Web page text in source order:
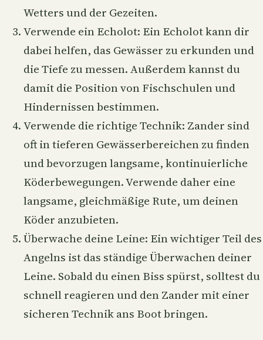
Wetters und der Gezeiten.
Verwende ein Echolot: Ein Echolot kann dir
dabei helfen, das Gewässer zu erkunden und
die Tiefe zu messen. Außerdem kannst du
damit die Position von Fischschulen und
Hindernissen bestimmen.
Verwende die richtige Technik: Zander sind
oft in tieferen Gewässerbereichen zu finden
und bevorzugen langsame, kontinuierliche
Köderbewegungen. Verwende daher eine
langsame, gleichmäßige Rute, um deinen
Köder anzubieten.
Überwache deine Leine: Ein wichtiger Teil des
Angelns ist das ständige Überwachen deiner
Leine. Sobald du einen Biss spürst, solltest du
schnell reagieren und den Zander mit einer
sicheren Technik ans Boot bringen.